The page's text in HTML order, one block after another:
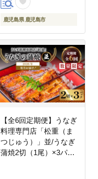
鹿児島県 鹿児島市
【全6回定期便】うなぎ
料理専門店「松重（ま
つじゅう）」並/うなぎ
蒲焼2切（1尾）×3パッ